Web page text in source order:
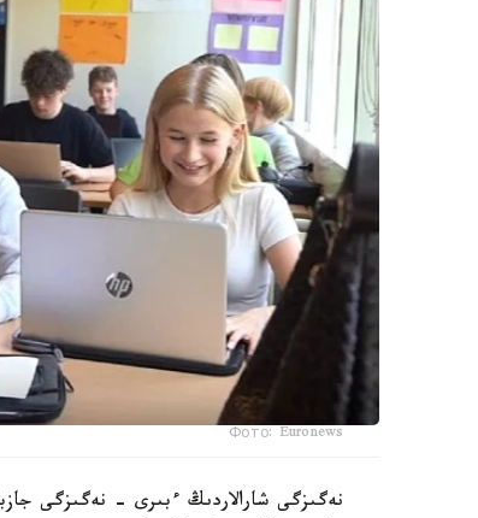
Фото: Euronews
نەگىزگى شارالاردىڭ ءبىرى - نەگىزگى